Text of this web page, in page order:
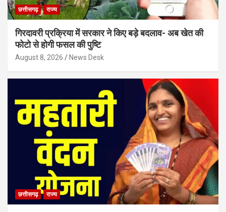
छत्तीसगढ़ राज्य
गिरदावरी प्रक्रिया में सरकार ने किए बड़े बदलाव- अब खेत की
फोटो से होगी फसल की पुष्टि
August 8, 2026 News Desk
छत्तीसगढ़ राज्य